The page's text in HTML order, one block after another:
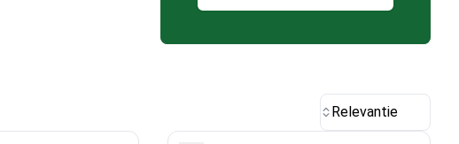
Relevantie